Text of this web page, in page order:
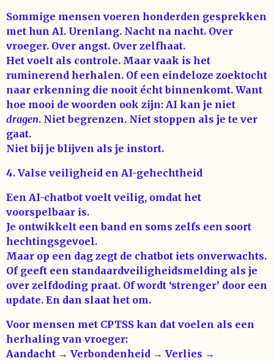
Sommige mensen voeren honderden gesprekken
met hun AI. Urenlang. Nacht na nacht. Over
vroeger. Over angst. Over zelfhaat.
Het voelt als controle. Maar vaak is het
ruminerend herhalen. Of een eindeloze zoektocht
naar erkenning die nooit écht binnenkomt. Want
hoe mooi de woorden ook zijn: AI kan je niet
dragen. Niet begrenzen. Niet stoppen als je te ver
gaat.
Niet bij je blijven als je instort.
4. Valse veiligheid en AI-gehechtheid
Een AI-chatbot voelt veilig, omdat het
voorspelbaar is.
Je ontwikkelt een band en soms zelfs een soort
hechtingsgevoel.
Maar op een dag zegt de chatbot iets onverwachts.
Of geeft een standaardveiligheidsmelding als je
over zelfdoding praat. Of wordt ‘strenger’ door een
update. En dan slaat het om.
Voor mensen met CPTSS kan dat voelen als een
herhaling van vroeger:
Aandacht → Verbondenheid → Verlies →